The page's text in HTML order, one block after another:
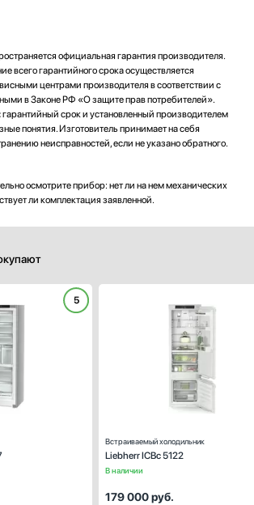
официальная гарантия производителя.
всего гарантийного срока осуществляется
центрами производителя в соответствии с
в Законе РФ «О защите прав потребителей».
гарантийный срок и установленный производителем
понятия. Изготовитель принимает на себя
неисправностей, если не указано обратного.
осмотрите прибор: нет ли на нем механических
ли комплектация заявленной.
5
В наличии
Встраиваемый холодильник
Liebherr ICBc 5122
179 000руб.